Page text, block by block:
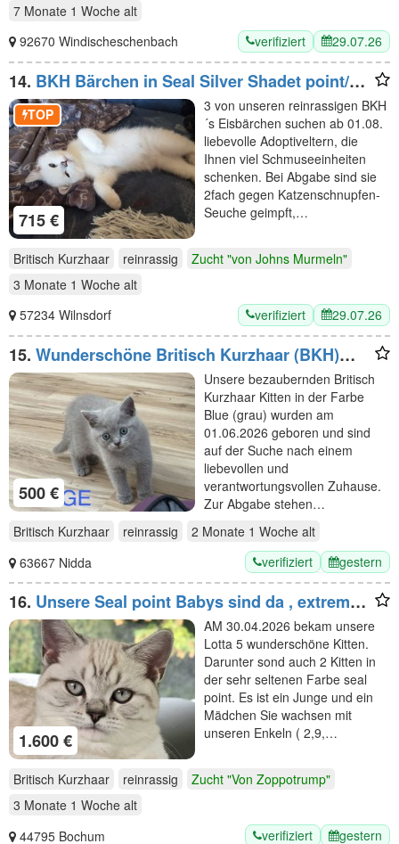
7 Monate 1 Woche alt
92670 Windischeschenbach
verifiziert 29.07.26
14. BKH Bärchen in Seal Silver Shadet point/
Tabby Point +blaue Augen, Stammbaum, 2fach
geimpft
715 €
TOP
3 von unseren reinrassigen BKH
´s Eisbärchen suchen ab 01.08.
liebevolle Adoptiveltern, die
Ihnen viel Schmuseeinheiten
schenken. Bei Abgabe sind sie
2fach gegen Katzenschnupfen-
Seuche geimpft,…
Britisch Kurzhaar reinrassig
Zucht "von Johns Murmeln"
3 Monate 1 Woche alt
57234 Wilnsdorf
verifiziert 29.07.26
15. Wunderschöne Britisch Kurzhaar (BKH)
Kitten suchen ein liebevolles zu Hause
500 €
Unsere bezaubernden Britisch
Kurzhaar Kitten in der Farbe
Blue (grau) wurden am
01.06.2026 geboren und sind
auf der Suche nach einem
liebevollen und
verantwortungsvollen Zuhause.
Zur Abgabe stehen…
Britisch Kurzhaar
reinrassig 2 Monate 1 Woche alt
63667 Nidda
verifiziert gestern
16. Unsere Seal point Babys sind da , extrem
selten Stammbaum,gechippt ,
Gesundheitszeugnis
1.600 €
AM 30.04.2026 bekam unsere
Lotta 5 wunderschöne Kitten.
Darunter sond auch 2 Kitten in
der sehr seltenen Farbe seal
point. Es ist ein Junge und ein
Mädchen Sie wachsen mit
unseren Enkeln ( 2,9,…
Britisch Kurzhaar reinrassig
Zucht "Von Zoppotrump"
3 Monate 1 Woche alt
44795 Bochum
verifiziert gestern